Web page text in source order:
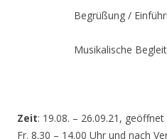
Begrüßung /
Musikalische
Zeit: 19.08. – 26.09.21,
Fr. 8.30 – 14.00 Uhr und nach